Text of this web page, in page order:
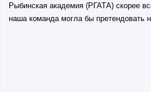
Рыбинская академия (РГАТА) скорее
наша команда могла бы претендовать